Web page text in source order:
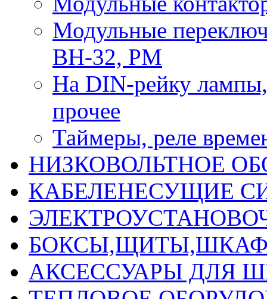
Модульные
ВН-32, РМ
На DIN-рейку
прочее
Таймеры, реле
НИЗКОВОЛЬТНОЕ
КАБЕЛЕНЕСУЩИЕ
АКСЕССУАРЫ ДЛЯ